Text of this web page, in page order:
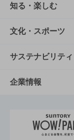
商品TOP
商品一覧
商品発売情報
栄養成分一覧
知る・楽しむ
知る・楽しむ
キャンペーン
工場見学
地域情報
文化・スポーツ
文化・スポーツ
サントリーホー
サントリーサ
サステナビリティ
サステナビリテ
サントリーが
企業情報
企業概要